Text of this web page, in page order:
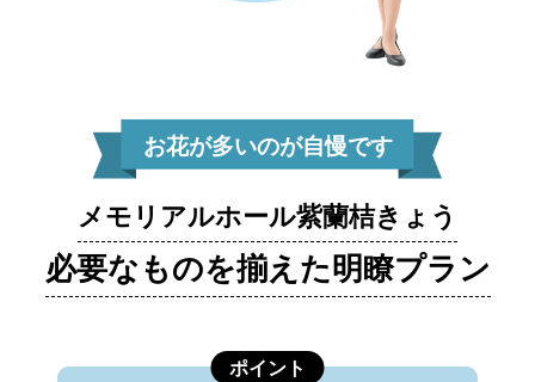
お花が多いのが自慢です
メモリアルホール紫蘭桔きょう
必要なものを揃えた明瞭プラン
ポイント